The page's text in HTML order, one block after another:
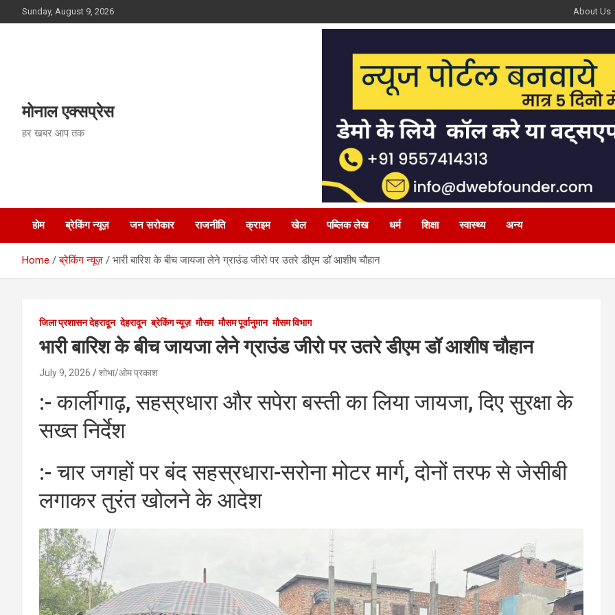
to
Sunday, August 9, 2026 About Us
मोनाल एक्सप्रेस
हर खबर आप तक
होम ब्रेकिंग न्यूज़ जन सरोकार राजनीति क्राइम खेल पब्लिक लेख धर्म शिक्षा स्वास्थ्य अन्य
Home ब्रेकिंग न्यूज़ भारी बारिश के बीच जायजा लेने ग्राउंड जीरो पर उतरे डीएम डॉ आशीष चौहान
जिला प्रशासन देहरादून देहरादून ब्रेकिंग न्यूज़ मौसम मौसम पूर्वानुमान मौसम विभाग
भारी बारिश के बीच जायजा लेने ग्राउंड जीरो पर उतरे डीएम डॉ आशीष चौहान
July 9, 2026 शोभा/ओम प्रकाश
:- कार्लीगाढ़, सहस्रधारा और सपेरा बस्ती का लिया जायजा, दिए सुरक्षा के
सख्त निर्देश
:- चार जगहों पर बंद सहस्रधारा-सरोना मोटर मार्ग, दोनों तरफ से जेसीबी
लगाकर तुरंत खोलने के आदेश